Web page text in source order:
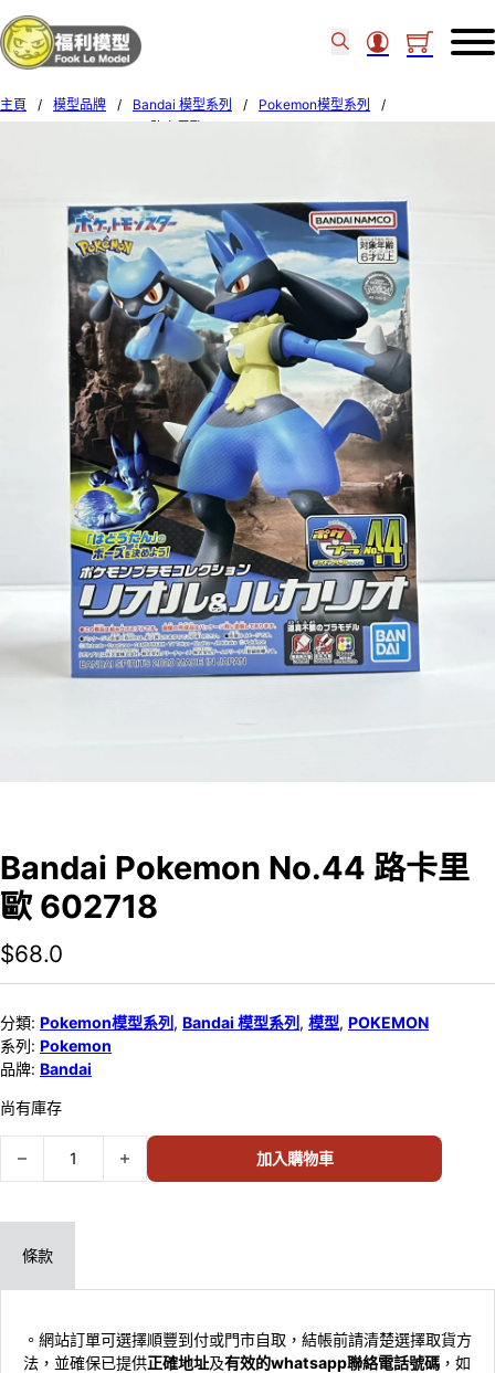
主頁 / 模型品牌 / Bandai 模型系列 / Pokemon模型系列
/
Bandai Pokemon No.44 路卡里
歐 602718
$68.0
分類: Pokemon模型系列 , Bandai 模型系列 , 模型, POKEMON
系列: Pokemon
品牌: Bandai
尚有庫存
Bandai Pokemon No.44 路卡里歐 602718 數量
加入購物車
條款
。網站訂單可選擇順豐到付或門市自取，結帳前請清楚選擇取貨方
法，並確保已提供正確地址及有效的whatsapp聯絡電話號碼 ，如